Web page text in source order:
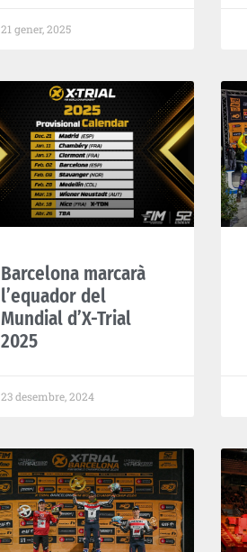
21 gener, 2025
Barcelona marcarà
l’equador del
Mundial d’X-Trial
2025
23 desembre, 2024